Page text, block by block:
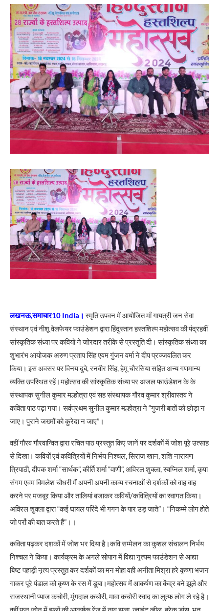
लखनऊ,समाचार10 India। स्मृति उपवन में आयोजित माँ गायत्री जन सेवा
संस्थान एवं नीशू वेलफेयर फाउंडेशन द्वारा हिंदुस्तान हस्तशिल्प महोत्सव की पंद्रहवीं
सांस्कृतिक संध्या पर कवियों ने जोरदार तरीके से प्रस्तुति दी। सांस्कृतिक संध्या का
शुभारंभ आयोजक अरुण प्रताप सिंह एवम गुंजन वर्मा ने दीप प्रज्जवलित कर
किया। इस अवसर पर विनय दुबे, रनवीर सिंह, हेमू चौरसिया सहित अन्य गणमान्य
व्यक्ति उपस्थित रहें।महोत्सव की सांस्कृतिक संध्या पर अजल फाउंडेशन के के
संस्थापक सुनील कुमार मल्होत्रा एवं सह संस्थापक गौरव कुमार श्रीवास्तव ने
कविता पाठ पढ़ा गया। सर्वप्रथम सुनील कुमार मल्होत्रा ने “गुजरी बातों को छोड़ा न
जाए। पुराने जख्मों को कुरेदा न जाए”।
वहीं गौरव गौरवान्वित द्वारा रचित पाठ प्रस्तुत किए जानें पर दर्शकों में जोश पूरे उत्साह
से दिखा। कवियों एवं कवित्रियों में निर्भय निश्चल, सिराज खान, शशि नारायण
त्रिपाठी, दीपक शर्मा “सार्थक”, कीर्ति शर्मा “वाणी”, अविरल शुक्ला, स्वप्निल शर्मा, कृपा
संगम एवम विमलेश चौधरी मैं अपनी अपनी काव्य रचनाओं से दर्शकों को वाह वाह
करने पर मजबूर किया और तालियां बजाकर कवियों/कवित्रियों का स्वागत किया।
अविरल शुक्ला द्वारा “कई घायल परिंदे भी गगन के पार उड़ जाते”। “निकम्मे लोग होते
जो परो॑ की बात करते हैं”।।
कविता पढ़कर दशकों में जोश भर दिया है।कवि सम्मेलन का कुशल संचालन निर्भय
निश्चल ने किया। कार्यक्रम के अगले सोपान में विद्या नृत्यम फाउंडेशन से आद्या
बिष्ट पहाड़ी नृत्य प्रस्तुत कर दर्शकों का मन मोहा वही अनीता मिश्रा हरे कृष्णा भजन
गाकर पूरे पंडाल को कृष्ण के रस में डूबा।महोत्सव में आकर्षण का केंद्र बने झूले और
राजस्थानी प्याज कचोरी, मूंगदाल कचोरी, मावा कचोरी स्वाद का लुत्फ लोग ले रहे है।